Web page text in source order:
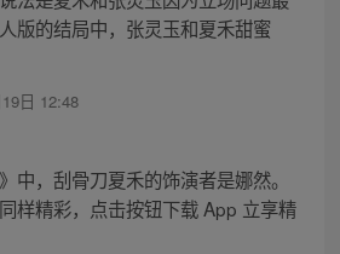
版的结局中，张灵玉和夏禾甜蜜
日 12:48
中，刮骨刀夏禾的饰演者是娜然。
样精彩，点击按钮下载 App 立享精